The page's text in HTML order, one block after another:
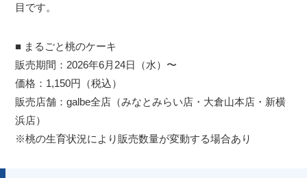
目です。
■ まるごと桃のケーキ
販売期間：2026年6月24日（水）〜
価格：1,150円（税込）
販売店舗：galbe全店（みなとみらい店・大倉山本店・新横
浜店）
※桃の生育状況により販売数量が変動する場合あり